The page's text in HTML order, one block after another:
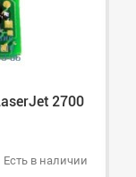
2700
Есть в наличии